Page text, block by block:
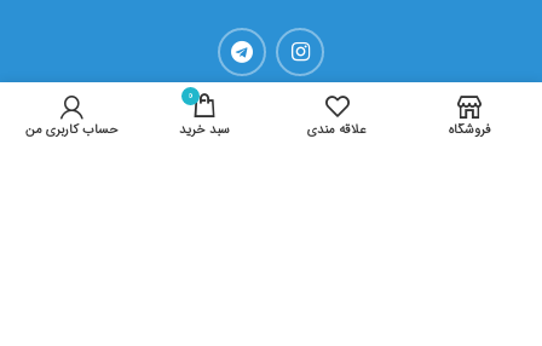
آخرین مقالات
فروشگاه علاقه مندی
0
سبد خرید حساب کاربری من